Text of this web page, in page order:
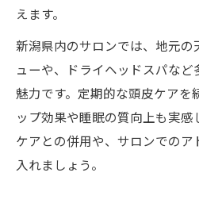
えます。
新潟県内のサロンでは、地元の
ューや、ドライヘッドスパなど
魅力です。定期的な頭皮ケアを
ップ効果や睡眠の質向上も実
ケアとの併用や、サロンでのア
入れましょう。